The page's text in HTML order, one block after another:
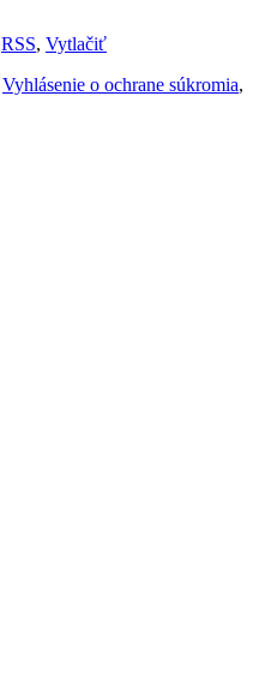
RSS, Vytlačiť
Vyhlásenie o ochrane súkromia,